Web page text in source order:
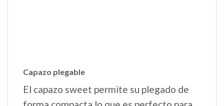
Capazo plegable
El capazo sweet permite su plegado de